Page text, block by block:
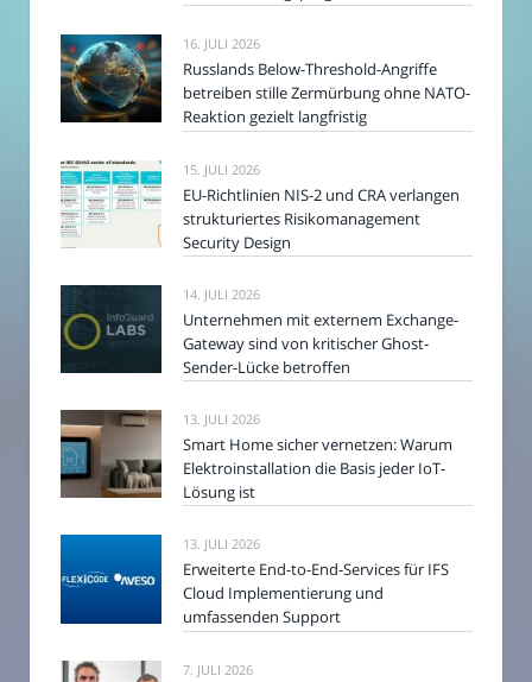
16. JULI 2026
Russlands Below-Threshold-Angriffe
betreiben stille Zermürbung ohne NATO-
Reaktion gezielt langfristig
15. JULI 2026
EU-Richtlinien NIS-2 und CRA verlangen
strukturiertes Risikomanagement
Security Design
14. JULI 2026
Unternehmen mit externem Exchange-
Gateway sind von kritischer Ghost-
Sender-Lücke betroffen
13. JULI 2026
Smart Home sicher vernetzen: Warum
Elektroinstallation die Basis jeder IoT-
Lösung ist
13. JULI 2026
Erweiterte End-to-End-Services für IFS
Cloud Implementierung und
umfassenden Support
7. JULI 2026